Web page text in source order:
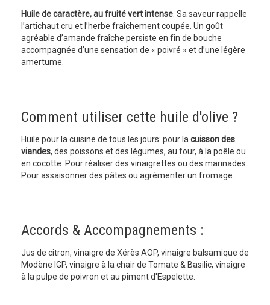
Huile de caractère, au fruité vert intense . Sa saveur rappelle
l’artichaut cru et l’herbe fraîchement coupée. Un goût
agréable d’amande fraîche persiste en fin de bouche
accompagnée d’une sensation de « poivré » et d’une légère
amertume.
Comment utiliser cette huile d'olive ?
Huile pour la cuisine de tous les jours: pour la cuisson des
viandes, des poissons et des légumes, au four, à la poêle ou
en cocotte. Pour réaliser des vinaigrettes ou des marinades.
Pour assaisonner des pâtes ou agrémenter un fromage.
Accords & Accompagnements :
Jus de citron, vinaigre de Xérès AOP, vinaigre balsamique de
Modène IGP, vinaigre à la chair de Tomate & Basilic, vinaigre
à la pulpe de poivron et au piment d'Espelette.